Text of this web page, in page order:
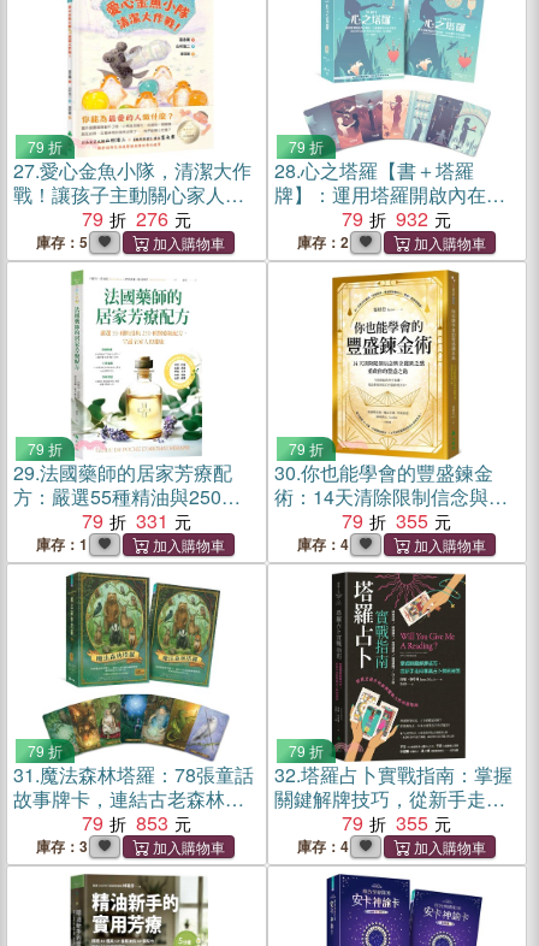
79 折
27.愛心金魚小隊，清潔大作
戰！讓孩子主動關心家人的
79 276
庫存：5
79 折
28.心之塔羅【書＋塔羅
牌】：運用塔羅開啟內在對
話，找到屬於你生命的答案
79 932
庫存：2
79 折
29.法國藥師的居家芳療配
方：嚴選55種精油與250種
醫療級配方，守護全家人的
健康
79 331
庫存：1
79 折
30.你也能學會的豐盛鍊金
術：14天清除限制信念與金
錢匱乏感，重啟你的豐盛之
79 355
庫存：4
79 折
31.魔法森林塔羅：78張童話
故事牌卡，連結古老森林的
神秘智慧，透析你的內在與
人生
79 853
庫存：3
79 折
32.塔羅占卜實戰指南：掌握
關鍵解牌技巧，從新手走向
專業占卜師的祕笈
79 355
庫存：4